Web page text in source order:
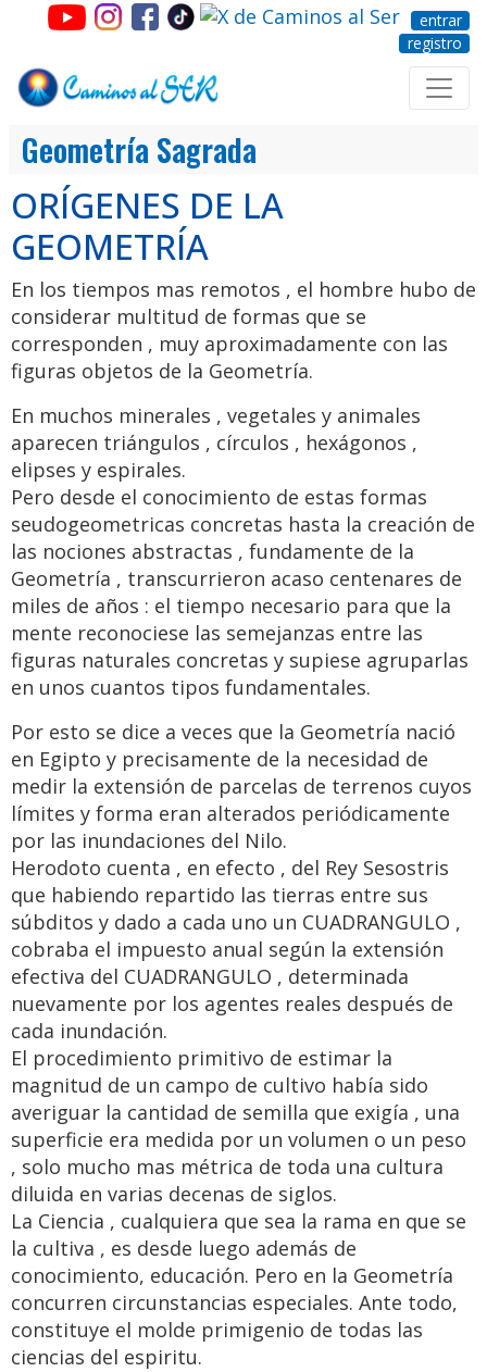
entrar
registro
Geometría Sagrada
ORÍGENES DE LA
GEOMETRÍA
En los tiempos mas remotos , el hombre hubo de
considerar multitud de formas que se
corresponden , muy aproximadamente con las
figuras objetos de la Geometría.
En muchos minerales , vegetales y animales
aparecen triángulos , círculos , hexágonos ,
elipses y espirales.
Pero desde el conocimiento de estas formas
seudogeometricas concretas hasta la creación de
las nociones abstractas , fundamente de la
Geometría , transcurrieron acaso centenares de
miles de años : el tiempo necesario para que la
mente reconociese las semejanzas entre las
figuras naturales concretas y supiese agruparlas
en unos cuantos tipos fundamentales.
Por esto se dice a veces que la Geometría nació
en Egipto y precisamente de la necesidad de
medir la extensión de parcelas de terrenos cuyos
límites y forma eran alterados periódicamente
por las inundaciones del Nilo.
Herodoto cuenta , en efecto , del Rey Sesostris
que habiendo repartido las tierras entre sus
súbditos y dado a cada uno un CUADRANGULO ,
cobraba el impuesto anual según la extensión
efectiva del CUADRANGULO , determinada
nuevamente por los agentes reales después de
cada inundación.
El procedimiento primitivo de estimar la
magnitud de un campo de cultivo había sido
averiguar la cantidad de semilla que exigía , una
superficie era medida por un volumen o un peso
, solo mucho mas métrica de toda una cultura
diluida en varias decenas de siglos.
La Ciencia , cualquiera que sea la rama en que se
la cultiva , es desde luego además de
conocimiento, educación. Pero en la Geometría
concurren circunstancias especiales. Ante todo,
constituye el molde primigenio de todas las
ciencias del espiritu.